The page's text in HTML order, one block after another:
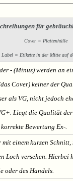
für
Cover = Plattenhülle
Label = Etikette in der Mitte auf
- (Minus) werden an
Cover) keiner der
als VG, nicht jedoch
Liegt die Qualität
Bewertung Ex-.
einem kurzen
Loch versehen. Hierbei
des Handels.